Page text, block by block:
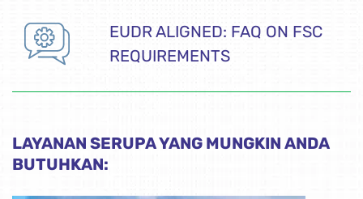
EUDR ALIGNED: FAQ ON FSC
REQUIREMENTS
LAYANAN SERUPA YANG MUNGKIN ANDA
BUTUHKAN: